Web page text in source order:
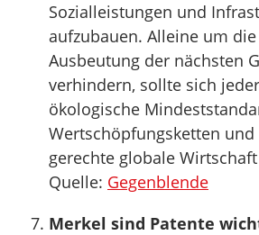
Sozialleistungen und
aufzubauen. Alleine um
Ausbeutung der nächsten
verhindern, sollte sich
ökologische
Wertschöpfungsketten
gerechte globale
Quelle: Gegenblende
Merkel sind Patente